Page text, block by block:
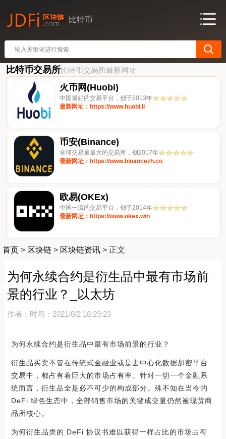
比特币
比特币交易所比特币交易所最新网址
火币网(Huobi)
中国最好的交易平台，创于2013年
最新网址：https://www.huobi.li
币安(Binance)
全球交易量最大的交易所，创2017年
最新网址：https://www.binancezh.co
欧易(OKEx)
中国一流的交易平台，创于2014年
最新网址：https://www.okex.win
首页 > 区块链 > 区块链资讯 > 正文
为何永续合约是衍生品中最有市场前
景的行业？_以太坊
作者： 时间：2021/8/2 18:29:23
为何永续合约是衍生品中最有市场前景的行业？
衍生品买卖不管在传统式金融业或是去中心化数据加密平台
交易中，都占有着巨大的市场占有率。针对一切一个金融系
统而言，衍生品全是必不可少的构成部分。殊不知在当今的
DeFi 绿色生态中，全部销售市场的关键成交量仍然被现货商
品所核心。
为何衍生品类的 DeFi 协议书难以获得一样占比的市场占有